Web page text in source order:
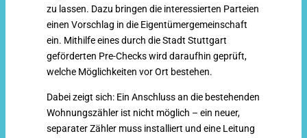
zu lassen. Dazu bringen die interessierten Parteien
einen Vorschlag in die Eigentümergemeinschaft
ein. Mithilfe eines durch die Stadt Stuttgart
geförderten Pre-Checks wird daraufhin geprüft,
welche Möglichkeiten vor Ort bestehen.
Dabei zeigt sich: Ein Anschluss an die bestehenden
Wohnungszähler ist nicht möglich – ein neuer,
separater Zähler muss installiert und eine Leitung